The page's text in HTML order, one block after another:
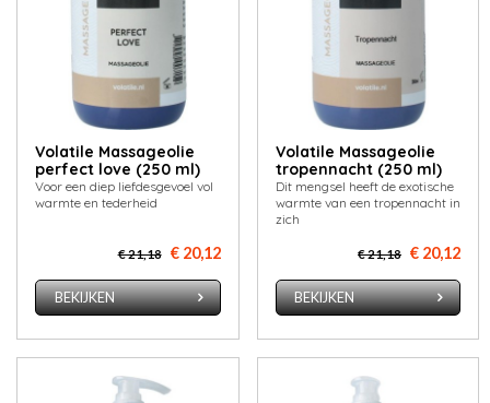
Volatile Massageolie
perfect love (250 ml)
Voor een diep liefdesgevoel vol
warmte en tederheid
€ 21,18 € 20,12
BEKIJKEN
Volatile Massageolie
tropennacht (250 ml)
Dit mengsel heeft de exotische
warmte van een tropennacht in
zich
€ 21,18 € 20,12
BEKIJKEN